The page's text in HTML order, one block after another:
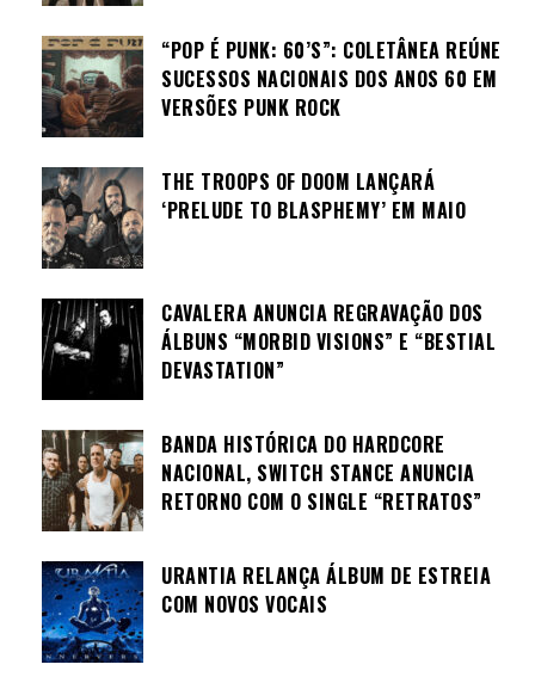
“POP É PUNK: 60’S”: COLETÂNEA REÚNE
SUCESSOS NACIONAIS DOS ANOS 60 EM
VERSÕES PUNK ROCK
THE TROOPS OF DOOM LANÇARÁ
‘PRELUDE TO BLASPHEMY’ EM MAIO
CAVALERA ANUNCIA REGRAVAÇÃO DOS
ÁLBUNS “MORBID VISIONS” E “BESTIAL
DEVASTATION”
BANDA HISTÓRICA DO HARDCORE
NACIONAL, SWITCH STANCE ANUNCIA
RETORNO COM O SINGLE “RETRATOS”
URANTIA RELANÇA ÁLBUM DE ESTREIA
COM NOVOS VOCAIS